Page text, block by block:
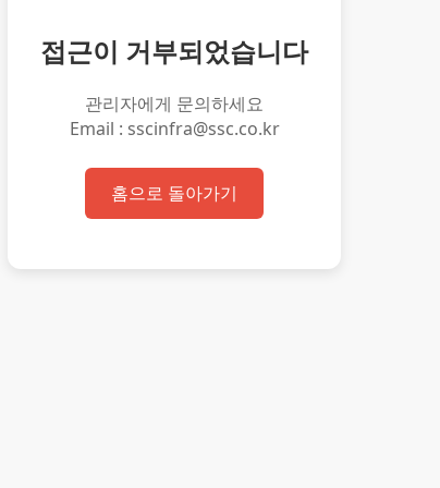
접근이 거부되었습니다
관리자에게 문의하세요
Email : sscinfra@ssc.co.kr
홈으로 돌아가기